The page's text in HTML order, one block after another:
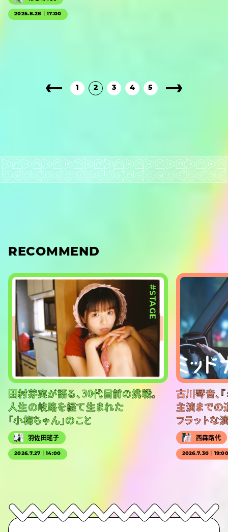
2025.8.28｜17:00
1 2 3 4 5
RECOMMEND
#STAGE
田村芽実が語る、30代目前の挑戦。
人生の岐路を経て生まれた
「小梅ちゃん」のこと
羽佐田瑤子
2026.7.27｜14:00
古川琴音、
主演までの
フラットな
西森路代
2026.7.30｜